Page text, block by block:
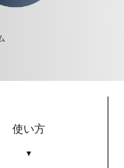
使い方
▼